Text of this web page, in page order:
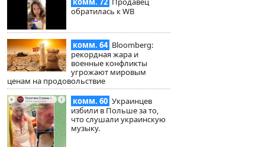
обратилась к WB
комм. 64 Bloomberg:
рекордная жара и
военные конфликты
угрожают мировым
ценам на продовольствие
комм. 60 Украинцев
избили в Польше за то,
что слушали украинскую
музыку.